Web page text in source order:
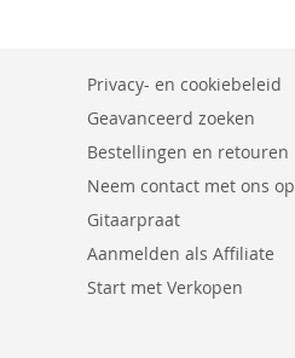
Privacy- en cookiebeleid
Geavanceerd zoeken
Bestellingen en retouren
Neem contact met ons op
Gitaarpraat
Aanmelden als Affiliate
Start met Verkopen